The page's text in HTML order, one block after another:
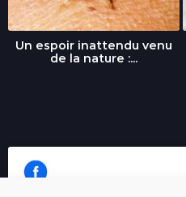
Un espoir inattendu venu
de la nature :...